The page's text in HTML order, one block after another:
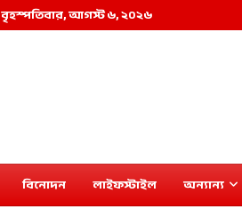
বৃহস্পতিবার, আগস্ট ৬, ২০২৬
বিনোদন লাইফস্টাইল অন্যান্য